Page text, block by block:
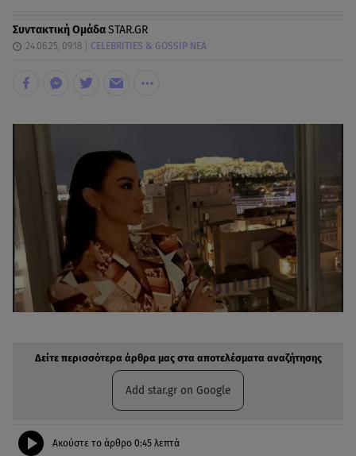
Συντακτική ΟμάδαSTAR.GR
24.06.25, 09:18 CELEBRITIES & GOSSIP ΝΕΑ
Δείτε περισσότερα άρθρα μας στα αποτελέσματα αναζήτησης
Add star.gr on Google
Ακούστε το άρθρο 0:45 λεπτά